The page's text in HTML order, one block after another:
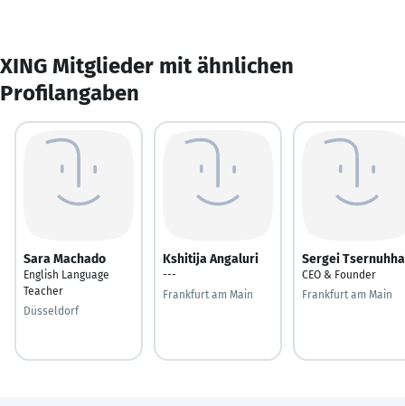
XING Mitglieder mit ähnlichen
Profilangaben
Sara Machado
English Language
Teacher
Düsseldorf
Kshitija Angaluri
---
Frankfurt am Main
Sergei Tsernuhha
CEO & Founder
Frankfurt am Main